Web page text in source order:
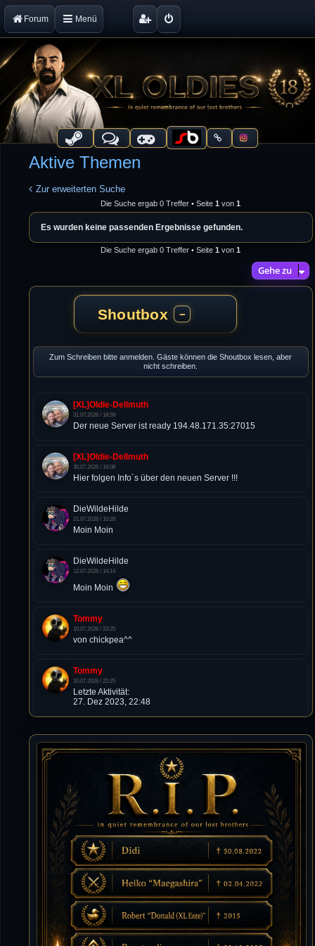
Forum Menü
Aktive Themen
Zur erweiterten Suche
Die Suche ergab 0 Treffer • Seite1 von1
Es wurden keine passenden Ergebnisse gefunden.
Die Suche ergab 0 Treffer • Seite1 von1
Gehe zu
Shoutbox −
Zum Schreiben bitte anmelden. Gäste können die Shoutbox lesen, aber
nicht schreiben.
[XL]Oldie-Dellmuth
31.07.2026 / 18:59
Der neue Server ist ready 194.48.171.35:27015
[XL]Oldie-Dellmuth
30.07.2026 / 16:08
Hier folgen Info´s über den neuen Server !!!
DieWildeHilde
21.07.2026 / 10:28
Moin Moin
DieWildeHilde
12.07.2026 / 14:14
Moin Moin
Tommy
10.07.2026 / 22:25
von chickpea^^
Tommy
10.07.2026 / 22:25
Letzte Aktivität:
27. Dez 2023, 22:48
DieWildeHilde
10.07.2026 / 12:48
Happy Birthday Chickpea
DieWildeHilde
10.07.2026 / 10:08
Hallo meine Lieben!
Isimiyaki
10.07.2026 / 00:34
Alles gute chickpea
Mojochilla
02.07.2026 / 15:53
Was geht aaaaaaaaaaaab